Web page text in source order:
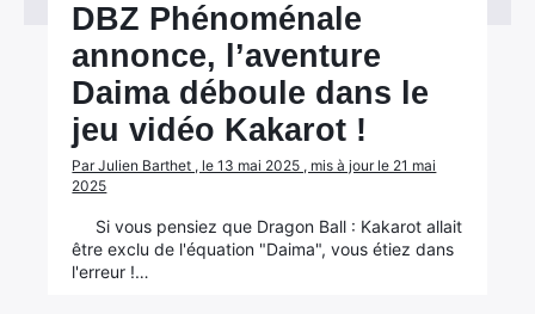
DBZ Phénoménale
annonce, l’aventure
Daima déboule dans le
jeu vidéo Kakarot !
Par Julien Barthet , le 13 mai 2025 , mis à jour le 21 mai
2025
Si vous pensiez que Dragon Ball : Kakarot allait
être exclu de l'équation "Daima", vous étiez dans
l'erreur !…